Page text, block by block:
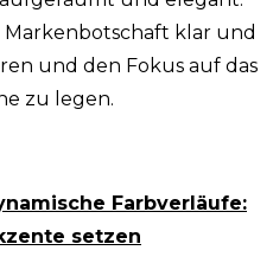
Markenbotschaft klar und
und den Fokus auf das
zu legen.
Farbverläufe:
setzen